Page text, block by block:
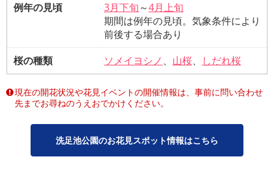
例年の見頃 3月下旬～4月上旬
期間は例年の見頃。気象条件により
前後する場合あり
桜の種類
ソメイヨシノ 、 山桜、 しだれ桜
現在の開花状況や花見イベントの開催情報は、事前に問い合わせ
先までお尋ねのうえおでかけください。
洗足池公園のお花見スポット情報はこちら